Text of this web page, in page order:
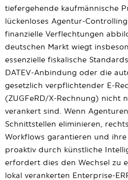
tiefergehende kaufmännische
lückenloses Agentur-
finanzielle Verflechtungen
deutschen Markt wiegt
essenzielle fiskalische
DATEV-Anbindung oder die
gesetzlich verpflichtender E-
(ZUGFeRD/X-Rechnung) nicht
verankert sind. Wenn
Schnittstellen eliminieren,
Workflows garantieren und
proaktiv durch künstliche
erfordert dies den Wechsel zu
lokal verankerten Enterprise-